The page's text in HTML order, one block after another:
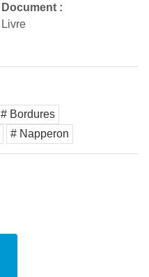
Document :
Livre
# Bordures
# Napperon